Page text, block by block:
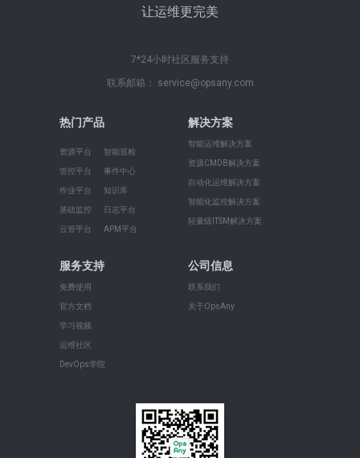
让运维更完美
7*24小时社区服务支持
联系邮箱： service@opsany.com
热门产品
资源平台
管控平台
作业平台
基础监控
云管平台
智能巡检
事件中心
知识库
日志平台
APM平台
解决方案
智能运维解决方案
资源CMDB解决方案
自动化运维解决方案
智能化监控解决方案
轻量级ITSM解决方案
服务支持
免费使用
官方文档
学习视频
运维社区
DevOps学院
公司信息
联系我们
关于OpsAny